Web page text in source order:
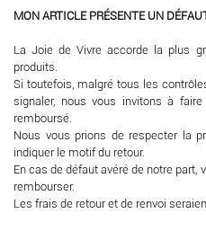
MON ARTICLE PRÉSENTE UN
La Joie de Vivre accorde la plus
produits.
Si toutefois, malgré tous les
signaler, nous vous invitons à
remboursé.
Nous vous prions de respecter la
indiquer le motif du retour.
En cas de défaut avéré de notre
rembourser.
Les frais de retour et de renvoi